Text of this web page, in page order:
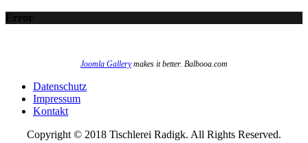
Error
Joomla Gallerymakes it better. Balbooa.com
Datenschutz
Impressum
Kontakt
Copyright © 2018 Tischlerei Radigk. All Rights Reserved.